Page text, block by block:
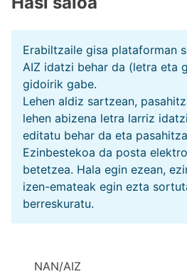
Erabiltzaile gisa plataforman
AIZ idatzi behar da (letra eta
gidoirik gabe.
Lehen aldiz sartzean,
lehen abizena letra larriz
editatu behar da eta
Ezinbestekoa da posta
betetzea. Hala egin ezean,
izen-emateak egin ezta
berreskuratu.
NAN/AIZ